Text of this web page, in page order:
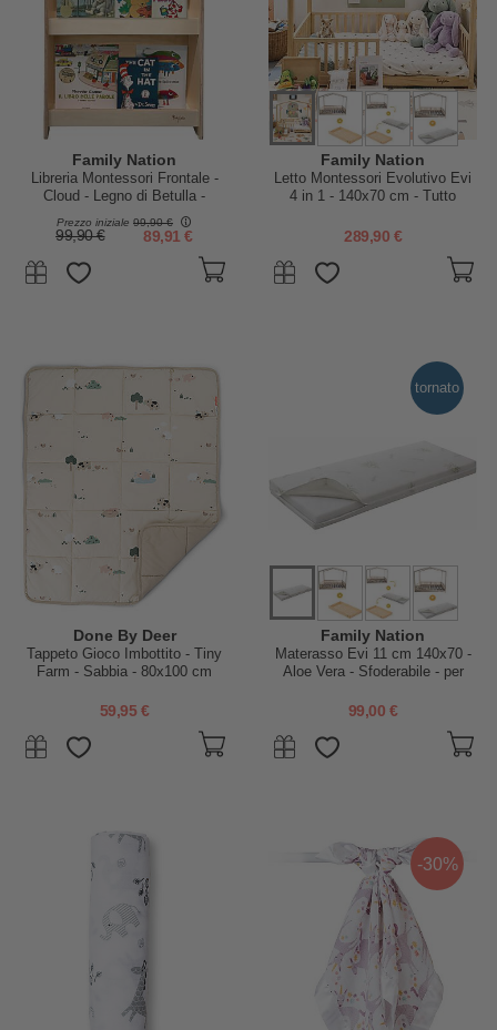
Family Nation
Libreria Montessori Frontale -
Cloud - Legno di Betulla -
Prezzo iniziale 99,90 €
99,90 € 89,91 €
Family Nation
Letto Montessori Evolutivo Evi
4 in 1 - 140x70 cm - Tutto
289,90 €
Done By Deer
Tappeto Gioco Imbottito - Tiny
Farm - Sabbia - 80x100 cm
59,95 €
tornato
Family Nation
Materasso Evi 11 cm 140x70 -
Aloe Vera - Sfoderabile - per
4 in 1
99,00 €
-30%